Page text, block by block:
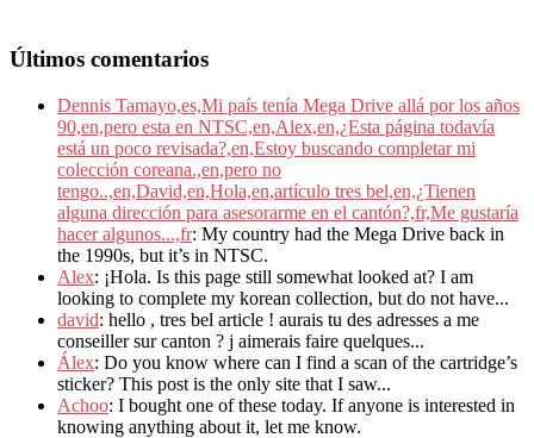
Últimos comentarios
Dennis Tamayo,es,Mi país tenía Mega Drive allá por los años
90,en,pero esta en NTSC,en,Alex,en,¿Esta página todavía
está un poco revisada?,en,Estoy buscando completar mi
colección coreana.,en,pero no
tengo..,en,David,en,Hola,en,artículo tres bel,en,¿Tienen
alguna dirección para asesorarme en el cantón?,fr,Me gustaría
hacer algunos...,fr: My country had the Mega Drive back in
the 1990s, but it’s in NTSC.
Alex: ¡Hola. Is this page still somewhat looked at? I am
looking to complete my korean collection, but do not have...
david: hello , tres bel article ! aurais tu des adresses a me
conseiller sur canton ? j aimerais faire quelques...
Álex: Do you know where can I find a scan of the cartridge’s
sticker? This post is the only site that I saw...
Achoo: I bought one of these today. If anyone is interested in
knowing anything about it, let me know.